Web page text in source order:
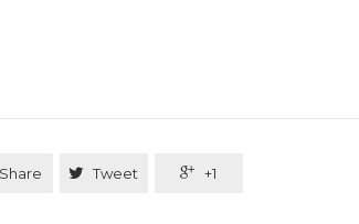
Share  Tweet  +1